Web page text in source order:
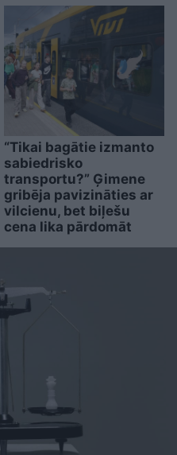
“Tikai bagātie izmanto
sabiedrisko
transportu?” Ģimene
gribēja pavizināties ar
vilcienu, bet biļešu
cena lika pārdomāt